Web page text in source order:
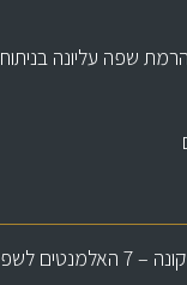
שפה עליונה בניתוח
מושלמות